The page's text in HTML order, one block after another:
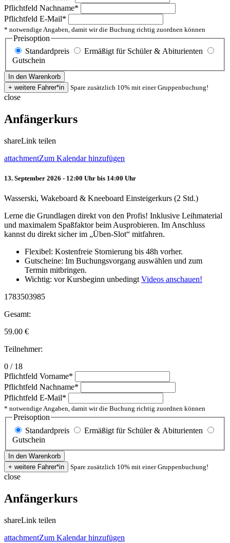
Pflichtfeld Nachname*
Pflichtfeld E-Mail*
* notwendige Angaben, damit wir die Buchung richtig zuordnen können
Preisoption
Standardpreis
Ermäßigt für Schüler & Abiturienten
Gutschein
Spare zusätzlich 10% mit einer Gruppenbuchung!
close
Anfängerkurs
shareLink teilen
attachmentZum Kalendar hinzufügen
13. September 2026 - 12:00 Uhr bis 14:00 Uhr
Wasserski, Wakeboard & Kneeboard Einsteigerkurs (2 Std.)
Lerne die Grundlagen direkt von den Profis! Inklusive Leihmaterial
und maximalem Spaßfaktor beim Ausprobieren. Im Anschluss
kannst du direkt sicher im „Üben-Slot“ mitfahren.
Flexibel: Kostenfreie Stornierung bis 48h vorher.
Gutscheine: Im Buchungsvorgang auswählen und zum
Termin mitbringen.
Wichtig: vor Kursbeginn unbedingtVideos anschauen!
1783503985
Gesamt:
59.00 €
Teilnehmer:
0 / 18
Pflichtfeld Vorname*
Pflichtfeld Nachname*
Pflichtfeld E-Mail*
* notwendige Angaben, damit wir die Buchung richtig zuordnen können
Preisoption
Standardpreis
Ermäßigt für Schüler & Abiturienten
Gutschein
Spare zusätzlich 10% mit einer Gruppenbuchung!
close
Anfängerkurs
shareLink teilen
attachmentZum Kalendar hinzufügen